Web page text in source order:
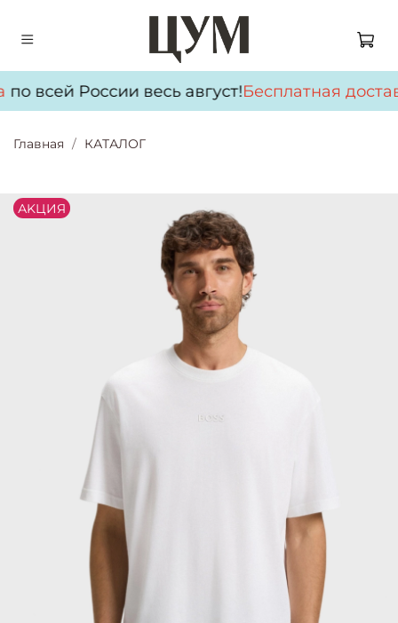
по всей России весь август!Бесплатная
Главная КАТАЛОГ
АKЦИЯ